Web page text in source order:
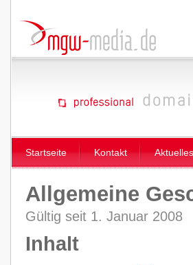
Startseite Kontakt Aktuelles
Allgemeine
Gültig seit 1. Januar 2008
Inhalt